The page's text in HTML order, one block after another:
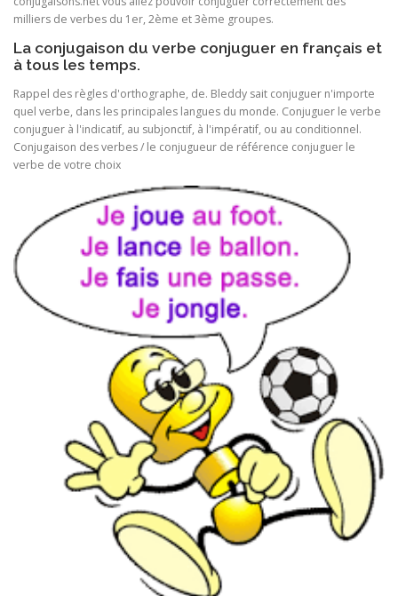
milliers de verbes du 1er, 2ème et 3ème groupes.
La conjugaison du verbe conjuguer en français et
à tous les temps.
Rappel des règles d'orthographe, de. Bleddy sait conjuguer n'importe
quel verbe, dans les principales langues du monde. Conjuguer le verbe
conjuguer à l'indicatif, au subjonctif, à l'impératif, ou au conditionnel.
Conjugaison des verbes / le conjugueur de référence conjuguer le
verbe de votre choix